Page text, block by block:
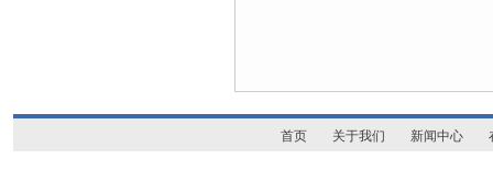
首页 关于我们 新闻中心